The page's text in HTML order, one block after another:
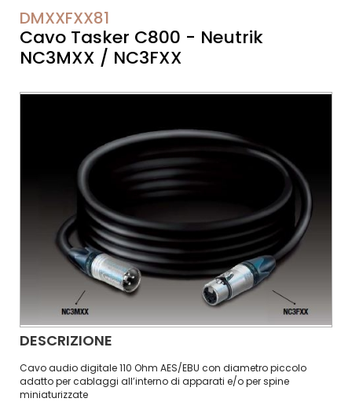
DMXXFXX81
Cavo Tasker C800 - Neutrik
NC3MXX / NC3FXX
DESCRIZIONE
Cavo audio digitale 110 Ohm AES/EBU con diametro piccolo
adatto per cablaggi all’interno di apparati e/o per spine
miniaturizzate